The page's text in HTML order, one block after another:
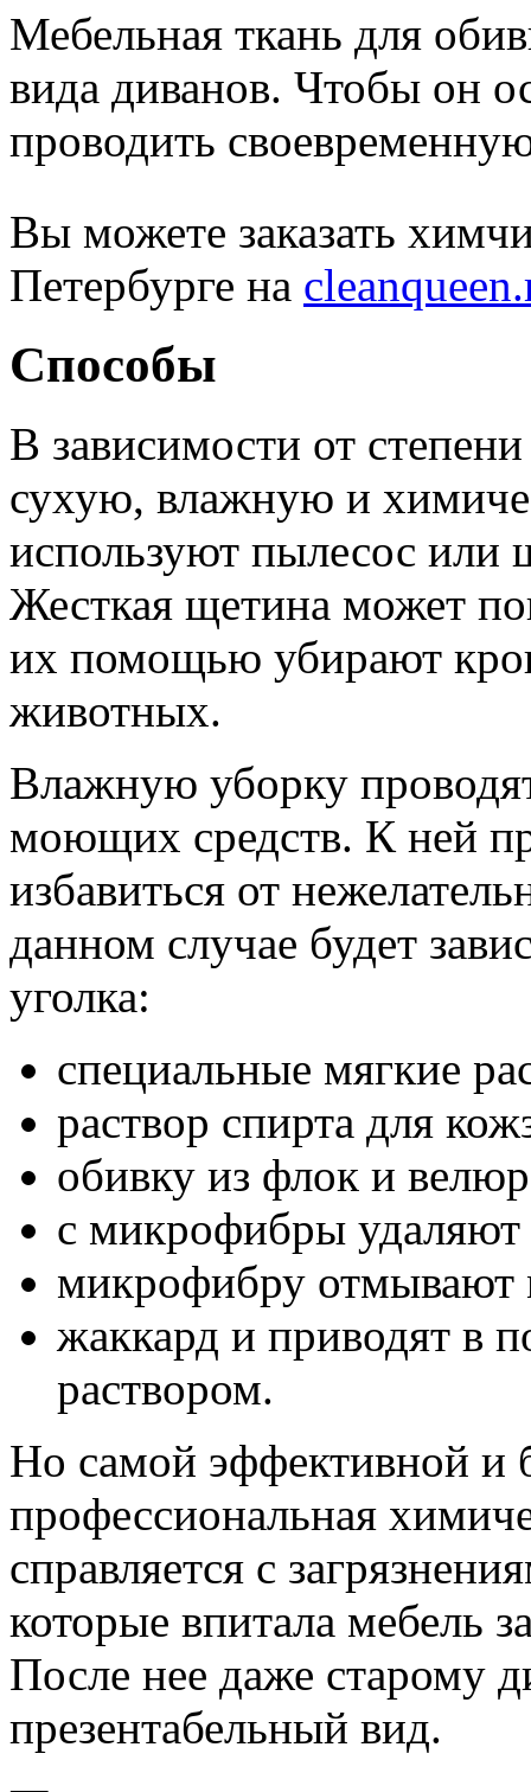
Мебельная ткань для
вида диванов. Чтобы он
проводить
Вы можете заказать
Петербурге на
Способы
В зависимости от
сухую, влажную и
используют пылесос или
Жесткая щетина может
их помощью убирают
животных.
Влажную уборку
моющих средств. К ней
избавиться от
данном случае будет
уголка:
специальные мягкие
раствор спирта для
обивку из флок и
с микрофибры
микрофибру
жаккард и приводят в
раствором.
Но самой эффективной и
профессиональная
справляется с
которые впитала мебель
После нее даже старому
презентабельный вид.